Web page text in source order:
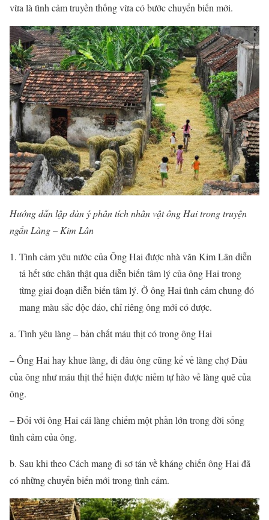
vừa là tình cảm truyền thống vừa có bước chuyển biến mới.
Hướng dẫn lập dàn ý phân tích nhân vật ông Hai trong truyện
ngắn Làng – Kim Lân
Tình cảm yêu nước của Ông Hai được nhà văn Kim Lân diễn
tả hết sức chân thật qua diễn biến tâm lý của ông Hai trong
từng giai đoạn diễn biến tâm lý. Ở ông Hai tình cảm chung đó
mang màu sắc độc đáo, chỉ riêng ông mới có được.
a. Tình yêu làng – bản chất máu thịt có trong ông Hai
– Ông Hai hay khue làng, đi đâu ông cũng kể về làng chợ Dầu
của ông như máu thịt thể hiện được niềm tự hào về làng quê của
ông.
– Đối với ông Hai cái làng chiếm một phần lớn trong đời sống
tình cảm của ông.
b. Sau khi theo Cách mang đi sơ tán về kháng chiến ông Hai đã
có những chuyển biến mới trong tình cảm.